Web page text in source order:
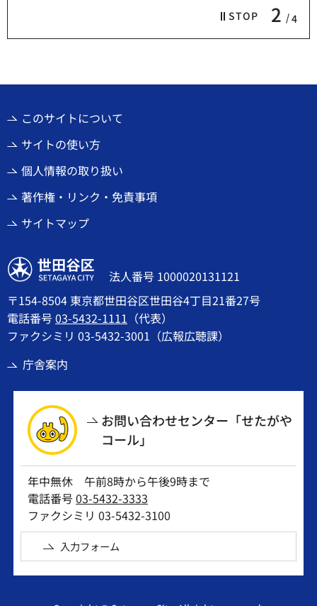
STOP 2 4
このサイトについて
サイトの使い方
個人情報の取り扱い
著作権・リンク・免責事項
サイトマップ
世田谷区
法人番号 1000020131121
〒154-8504 東京都世田谷区世田谷4丁目21番27号
電話番号03-5432-1111 （代表）
ファクシミリ 03-5432-3001（広報広聴課）
庁舎案内
お問い合わせセンター「せたがや
コール」
年中無休 午前8時から午後9時まで
電話番号03-5432-3333
ファクシミリ 03-5432-3100
入力フォーム